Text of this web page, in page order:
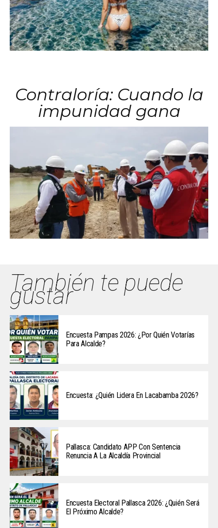
Contraloría: Cuando la
impunidad gana
También te puede
gustar
Encuesta Pampas 2026: ¿Por Quién Votarías
Para Alcalde?
Encuesta: ¿Quién Lidera En Lacabamba 2026?
Pallasca: Candidato APP Con Sentencia
Renuncia A La Alcaldía Provincial
Encuesta Electoral Pallasca 2026: ¿Quién Será
El Próximo Alcalde?